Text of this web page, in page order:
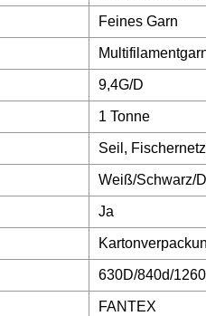
Feines Garn
9,4G/D
1 Tonne
Seil,
Weiß/Schwarz/
Ja
630D/840d/
FANTEX